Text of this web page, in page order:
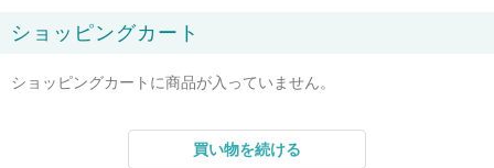
ショッピングカート
ショッピングカートに商品が入っていません。
買い物を続ける